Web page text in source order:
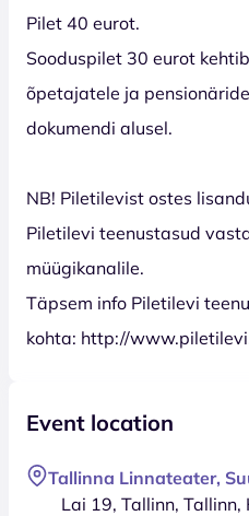
Pilet 40 eurot.
Sooduspilet 30 eurot
õpetajatele ja
dokumendi alusel.
NB! Piletilevist ostes
Piletilevi teenustasud
müügikanalile.
Täpsem info Piletilevi
kohta: http://
Event location
Tallinna Linnateater,
Lai 19, Tallinn, Tallinn,